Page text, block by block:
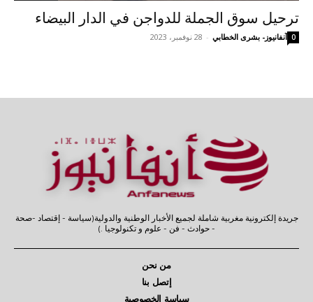
ترحيل سوق الجملة للدواجن في الدار البيضاء
آنفانيوز- بشرى الخطابي - 28 نوفمبر، 2023 0
جريدة إلكترونية مغربية شاملة لجميع الأخبار الوطنية والدولية(سياسة - إقتصاد -صحة
- حوادث - فن - علوم و تكنولوجيا .)
من نحن
إتصل بنا
سياسة الخصوصية